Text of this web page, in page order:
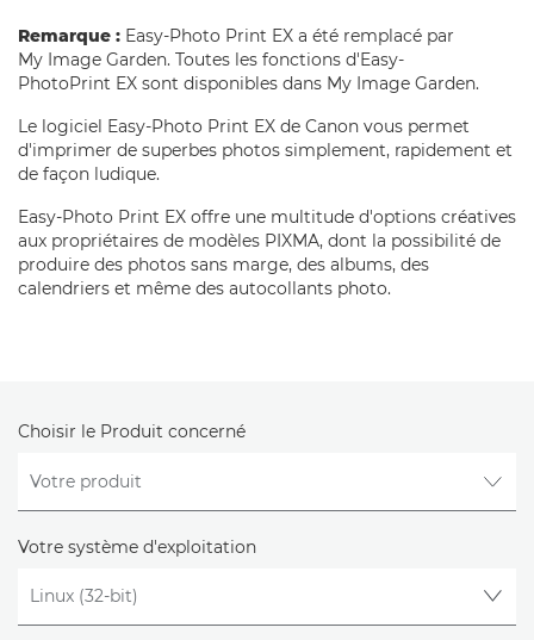
Remarque : Easy-Photo Print EX a été remplacé par
My Image Garden. Toutes les fonctions d'Easy-
PhotoPrint EX sont disponibles dans My Image Garden.
Le logiciel Easy-Photo Print EX de Canon vous permet
d'imprimer de superbes photos simplement, rapidement et
de façon ludique.
Easy-Photo Print EX offre une multitude d'options créatives
aux propriétaires de modèles PIXMA, dont la possibilité de
produire des photos sans marge, des albums, des
calendriers et même des autocollants photo.
Choisir le Produit concerné
Votre système d'exploitation